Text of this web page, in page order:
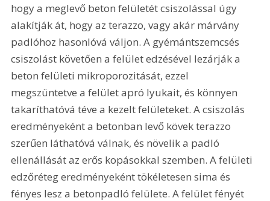
hogy a meglevő beton felületét csiszolással úgy
alakítják át, hogy az terazzo, vagy akár márvány
padlóhoz hasonlóvá váljon. A gyémántszemcsés
csiszolást követően a felület edzésével lezárják a
beton felületi mikroporozitását, ezzel
megszüntetve a felület apró lyukait, és könnyen
takaríthatóvá téve a kezelt felületeket. A csiszolás
eredményeként a betonban levő kövek terazzo
szerűen láthatóvá válnak, és növelik a padló
ellenállását az erős kopásokkal szemben. A felületi
edzőréteg eredményeként tökéletesen sima és
fényes lesz a betonpadló felülete. A felület fényét